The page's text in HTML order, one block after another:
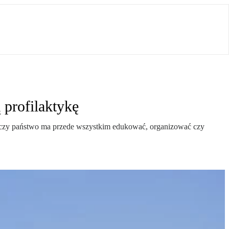
profilaktykę
państwo ma przede wszystkim edukować, organizować czy